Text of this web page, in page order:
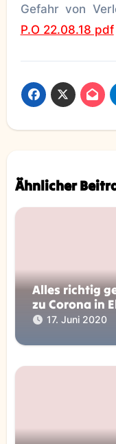
Gefahr von
P.O 22.08.18 pdf
Ähnlicher
Alles richtig
zu Corona in
17. Juni 2020